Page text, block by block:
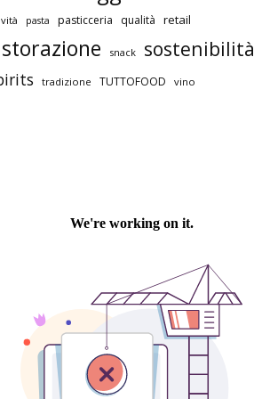
pasta pasticceria qualità retail
snack sostenibilità
tradizione TUTTOFOOD vino